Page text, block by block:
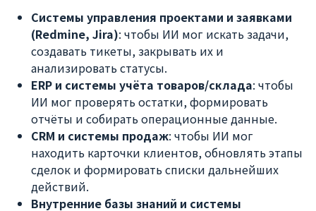
Системы управления проектами и заявками
(Redmine, Jira): чтобы ИИ мог искать задачи,
создавать тикеты, закрывать их и
анализировать статусы.
ERP и системы учёта товаров/склада: чтобы
ИИ мог проверять остатки, формировать
отчёты и собирать операционные данные.
CRM и системы продаж: чтобы ИИ мог
находить карточки клиентов, обновлять этапы
сделок и формировать списки дальнейших
действий.
Внутренние базы знаний и системы